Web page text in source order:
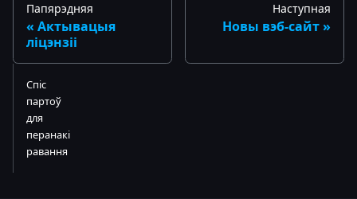
Папярэдняя
Актывацыя
ліцэнзіі
Наступная
Новы вэб-сайт
Спіс
партоў
для
перанакі
равання